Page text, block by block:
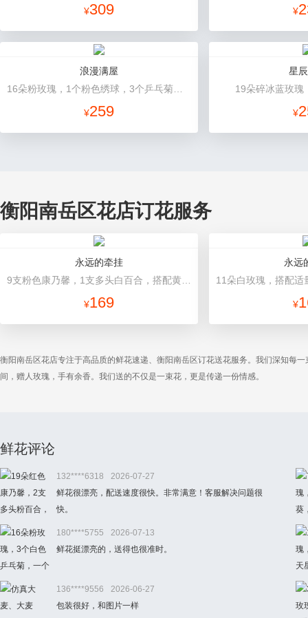
¥309 ¥
浪漫满屋
¥259
星
19朵碎冰蓝玫瑰
¥
衡阳南岳区花店订花服务
永远的牵挂
¥169
永远
¥
衡阳南岳区花店专注于高品质的鲜花速递、衡阳南岳区订花送花服务。我们深知每
间，赠人玫瑰，手有余香。我们送的不仅是一束花，更是传递一份情感。
鲜花评论
132****6318
2026-07-27
鲜花很漂亮，配送速度很快。非常满意！客服解决问题很
快。
180****5755
2026-07-13
鲜花挺漂亮的，送得也很准时。
136****9556
2026-06-27
包装很好，和图片一样